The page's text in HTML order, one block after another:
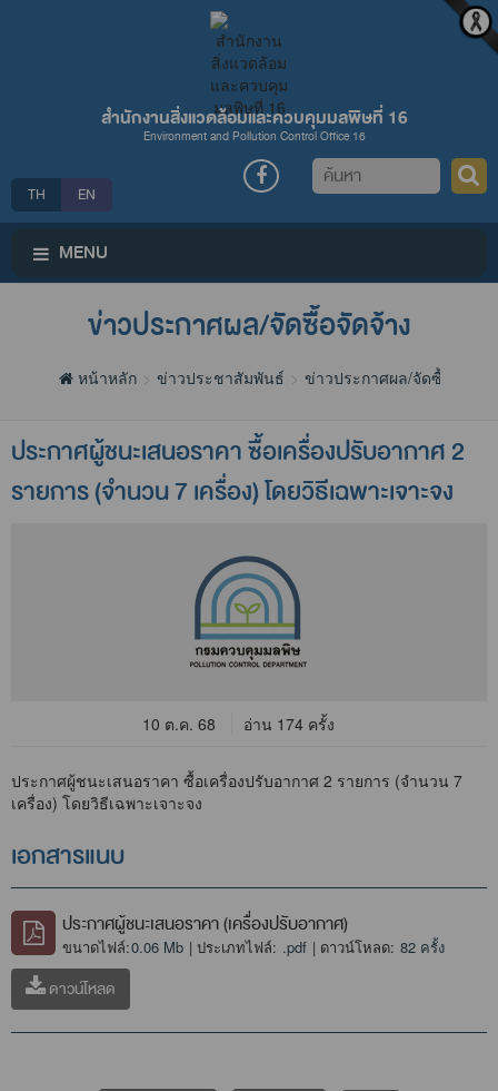
สำนักงานสิ่งแวดล้อมและควบคุมมลพิษที่ 16
Environment and Pollution Control Office 16
TH EN
ค้นหา
MENU
ข่าวประกาศผล/จัดซื้อจัดจ้าง
หน้าหลัก ข่าวประชาสัมพันธ์ ข่าวประกาศผล/จัดซื้อจัดจ้าง
ประกาศผู้ชนะเสนอราคา ซื้อเครื่องปรับอากาศ 2
รายการ (จำนวน 7 เครื่อง) โดยวิธีเฉพาะเจาะจง
10 ต.ค. 68 อ่าน 174 ครั้ง
ประกาศผู้ชนะเสนอราคา ซื้อเครื่องปรับอากาศ 2 รายการ (จำนวน 7
เครื่อง) โดยวิธีเฉพาะเจาะจง
เอกสารแนบ
ประกาศผู้ชนะเสนอราคา (เครื่องปรับอากาศ)
ขนาดไฟล์:0.06 Mb | ประเภทไฟล์: .pdf | ดาวน์โหลด: 82 ครั้ง
ดาวน์โหลด